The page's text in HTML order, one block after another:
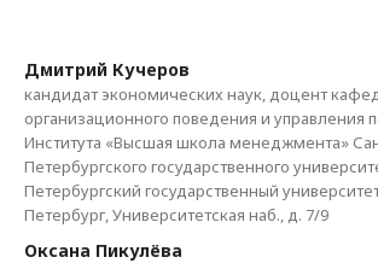
Дмитрий Кучеров
кандидат экономических наук, доцент
организационного поведения и управления
Института «Высшая школа менеджмента»
Петербургского государственного
Петербургский государственный
Петербург, Университетская наб., д. 7/9
Оксана Пикулёва